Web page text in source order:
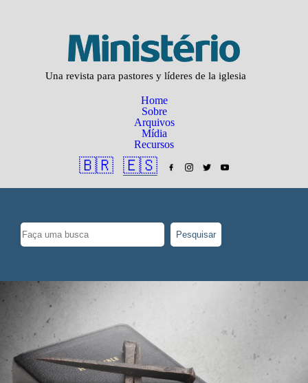
Una revista para pastores y líderes de la iglesia
Home
Sobre
Arquivos
Mídia
Recursos
🇧🇷 🇪🇸
Pesquisar